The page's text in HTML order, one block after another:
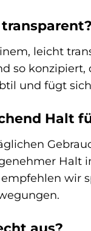
leicht
so
und fügt
Halt
Halt
wir